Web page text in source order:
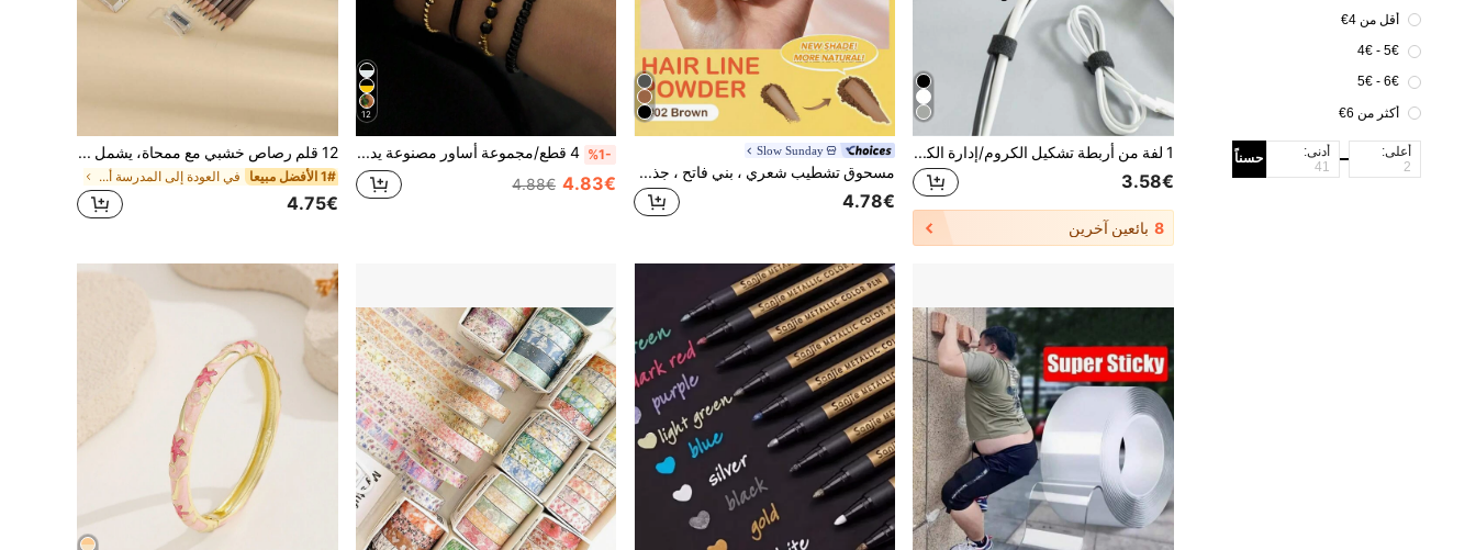
أقل من 4€
5€ - 4€
6€ - 5€
أكثر من 6€
أعلى: أدنى: حسناً 1 لفة من أربطة تشكيل الكروم/إدارة الكابلات من نوع الخطاف والحلقة، متوفرة بأحجام متعددة، قوية ومتينة، ربط عالمي للمكتب والمنزل/الحديقة، قابلة لإعادة الاستخدام، مرتبة وحامل بطاقات
3.58€
8 بائعين آخرين
Slow Sunday
مسحوق تشطيب شعري ، بني فاتح ، جذور الغطاء ، ملء البقع المتناثرة ، خيارات ألوان متعددة ، مناسبة لجميع أنواع الشعر ، اختيار جيد لقضاء الإجازة ، الشاطئ ، أساسيات السفر ، مناسبة لتلوين الشعر في الصيف
4.78€
12
%1- 4 قطع/مجموعة أساور مصنوعة يدويًا من الخرز الأسود الأنيق، مجموعة مجوهرات عصرية هدية لحفلات العطلات للنساء
4.83€
4.88€
12 قلم رصاص خشبي مع ممحاة، يشمل مبراة قلم رصاص، رصاص جرافيت HB مسبق التحديد، مناسب للطلاب والبالغين والمدارس والمكاتب، مجموعة قرطاسية أساسية للعودة إلى المدرسة
1# الأفضل مبيعا في العودة إلى المدرسة أقلام الرصاص
4.75€